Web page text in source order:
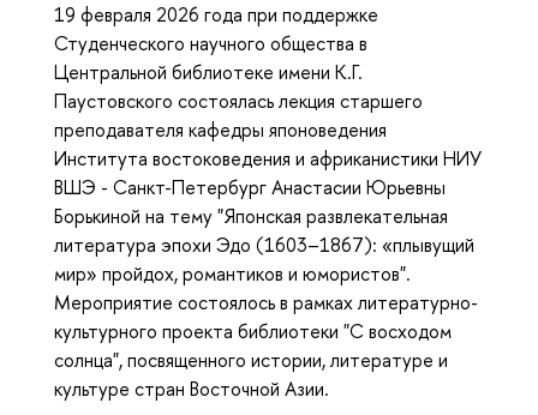
19 февраля 2026 года при поддержке
Студенческого научного общества в
Центральной библиотеке имени К.Г.
Паустовского состоялась лекция старшего
преподавателя кафедры японоведения
Института востоковедения и африканистики НИУ
ВШЭ - Санкт-Петербург Анастасии Юрьевны
Борькиной на тему "Японская развлекательная
литература эпохи Эдо (1603–1867): «плывущий
мир» пройдох, романтиков и юмористов".
Мероприятие состоялось в рамках литературно-
культурного проекта библиотеки "С восходом
солнца", посвященного истории, литературе и
культуре стран Восточной Азии.